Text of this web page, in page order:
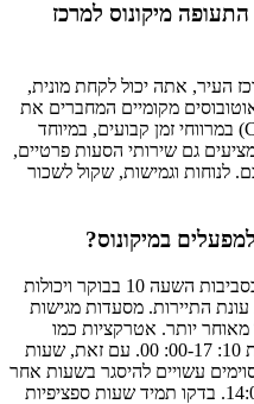
מיקונוס למרכז
העיר, אתה יכול לקחת מונית,
מקומיים המחברים את
שדה התעופה עם העיר מיקונוס (Chora) במרווחי זמן קבועים, במיוחד
גם שירותי הסעות פרטיים,
לנוחות וגמישות, שקול לשכור
במיקונוס?
במיקונוס, החנויות נפתחות בדרך כלל בסביבות השעה 10 בבוקר ויכולות
התיירות. מסעדות מגישות
יותר. אטרקציות כמו
מוזיאונים נפתחות בדרך כלל בין השעות 10: 00-17: 00. עם זאת, שעות
עשויים להיסגר בשעות אחר
הצהריים, במיוחד בין השעות 14:00-17:00. בדקו תמיד שעות ספציפיות